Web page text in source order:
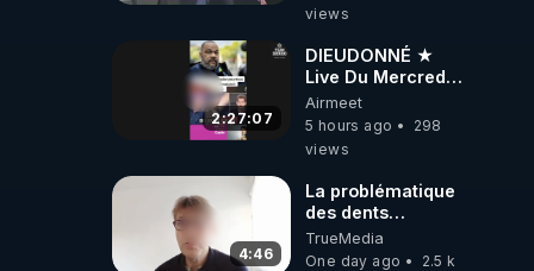
views
2:27:07
DIEUDONNÉ ★
Live Du Mercredi
5 Août 2026
Airmeet
5 hours ago
298
views
4:46
La problématique
des dents
dévitalisées et
des implants
TrueMedia
One day ago
2.5 k